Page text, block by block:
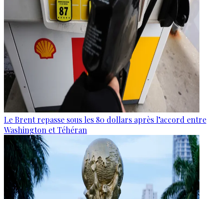
Le Brent repasse sous les 80 dollars après l’accord entre
Washington et Téhéran